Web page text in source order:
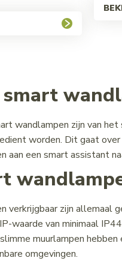
wandlampen zijn van
worden. Dit gaat
aan een smart assistant
verkrijgbaar zijn allemaal
waarde van minimaal
muurlampen
omgevingen.